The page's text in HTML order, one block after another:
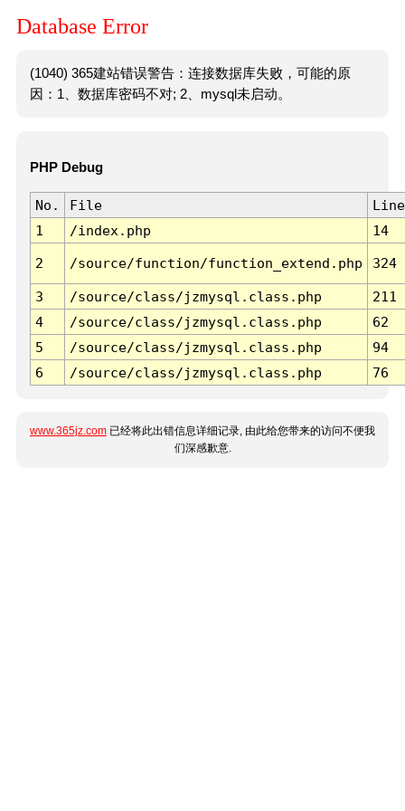
Database Error
(1040) 365建站错误警告：连接数据库失败，可能的原
因：1、数据库密码不对; 2、mysql未启动。
PHP Debug
No. File
Line
1
/index.php 14
2 /source/function/function_extend.php 324
3 /source/class/jzmysql.class.php
211
4
/source/class/jzmysql.class.php
62
5
/source/class/jzmysql.class.php
94
6
/source/class/jzmysql.class.php 76
www.365jz.com 已经将此出错信息详细记录, 由此给您带来的访问不便我
们深感歉意.